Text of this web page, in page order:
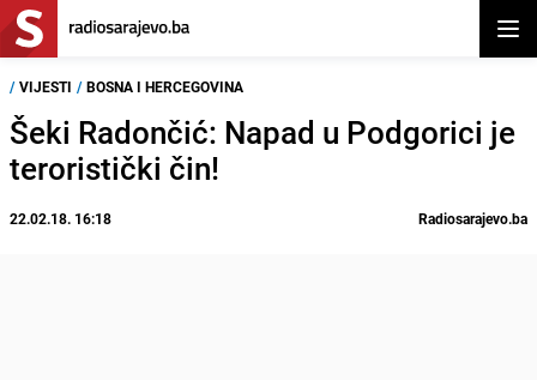
/ VIJESTI / BOSNA I HERCEGOVINA
Šeki Radončić: Napad u Podgorici je
teroristički čin!
22.02.18. 16:18 Radiosarajevo.ba